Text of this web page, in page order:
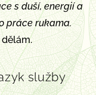
s duší, energií a
práce rukama.
služby